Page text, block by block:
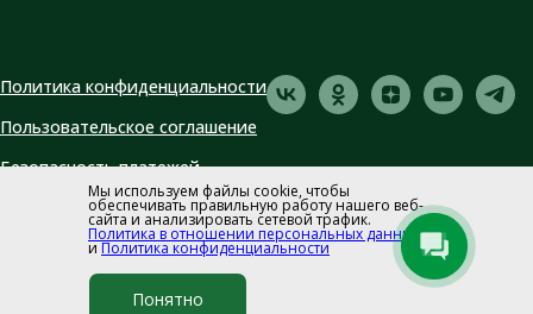
Мы используем файлы cookie, чтобы
обеспечивать правильную работу нашего веб-
сайта и анализировать сетевой трафик.
Политика в отношении персональных данных
иПолитика конфиденциальности
Понятно
Политика конфиденциальности
Пользовательское соглашение
Безопасность платежей